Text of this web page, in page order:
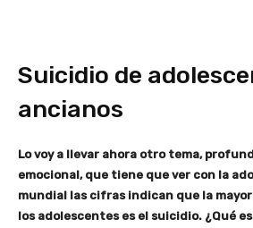
Suicidio de
ancianos
Lo voy a llevar ahora otro tema,
emocional, que tiene que ver con la
mundial las cifras indican que la
los adolescentes es el suicidio. ¿Qué